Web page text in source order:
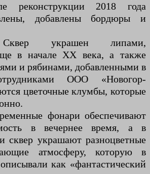
реконструкции 2018 года
добавлены бордюры и
Сквер украшен липами,
в начале XX века, а также
и рябинами, добавленными в
ООО «Новогор-
цветочные клумбы, которые
фонари обеспечивают
в вечернее время, а в
сквер украшают разноцветные
атмосферу, которую в
как «фантастический